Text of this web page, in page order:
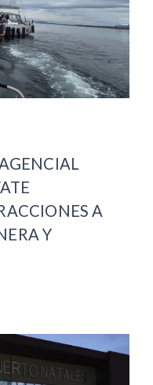
A
Y